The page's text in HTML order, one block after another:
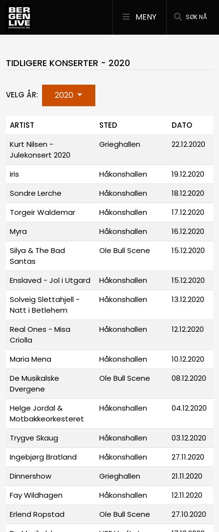
SØK NÅ
MENY
TIDLIGERE KONSERTER - 2020
VELG ÅR: 2020
ARTIST STED
DATO
Kurt Nilsen -
Julekonsert 2020
Grieghallen 22.12.2020
iris Håkonshallen
19.12.2020
Sondre Lerche
Håkonshallen
18.12.2020
Torgeir Waldemar
Håkonshallen
17.12.2020
Myra
Håkonshallen
16.12.2020
Silya & The Bad
Santas
Ole Bull Scene 15.12.2020
Enslaved - Jol i Utgard Håkonshallen
15.12.2020
Solveig Slettahjell -
Natt i Betlehem
Håkonshallen 13.12.2020
Real Ones - Misa
Criolla
Håkonshallen 12.12.2020
Maria Mena Håkonshallen
10.12.2020
De Musikalske
Dvergene
Ole Bull Scene 08.12.2020
Helge Jordal &
Motbakkeorkesteret
Håkonshallen 04.12.2020
Trygve Skaug Håkonshallen
03.12.2020
Ingebjørg Bratland
Håkonshallen
27.11.2020
Dinnershow
Grieghallen
21.11.2020
Fay Wildhagen
Håkonshallen
12.11.2020
Erlend Ropstad
Ole Bull Scene
27.10.2020